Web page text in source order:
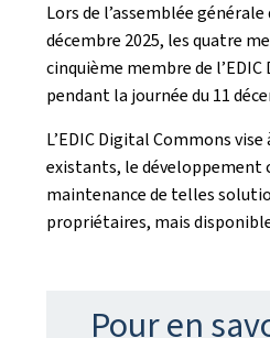
Lors de l’assemblée
décembre 2025, les quatre
cinquième membre de
pendant la journée du 11
L’EDIC Digital Commons
existants, le développement
maintenance de telles
propriétaires, mais
Pour en